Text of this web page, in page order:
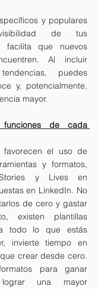
y populares
de tus
facilita que nuevos
Al incluir
puedes
y, potencialmente,
mayor.
funciones de cada
favorecen el uso de
y formatos,
y Lives en
en LinkedIn. No
de cero y gastar
existen plantillas
todo lo que estás
invierte tiempo en
crear desde cero.
para ganar
una mayor